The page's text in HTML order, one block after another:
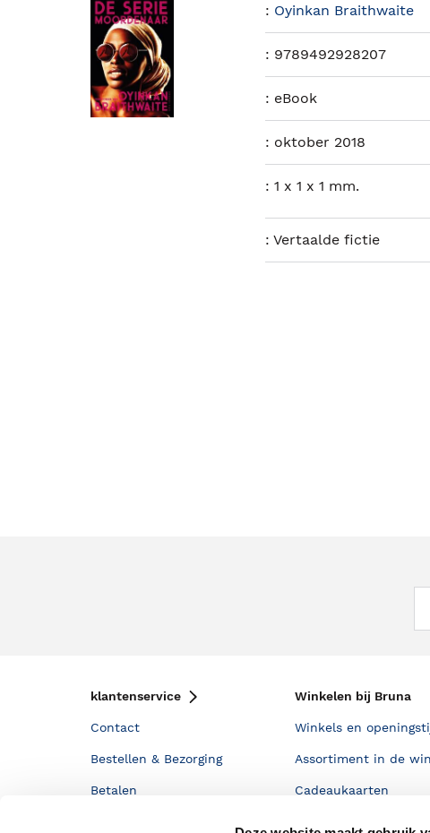
: Oyinkan Braithwaite
: 9789492928207
: eBook
: oktober 2018
: 1 x 1 x 1 mm.
: Vertaalde fictie
klantenservice
Contact
Bestellen & Bezorging
Betalen
Winkelen bij Bruna
Winkels en
Assortiment in de
Cadeaukaarten